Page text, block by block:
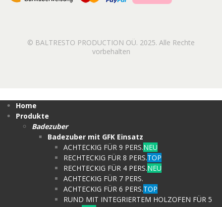
© BALTRESTO PRODUCTION OÜ. 2025. Alle Rechte
vorbehalten
Home
Produkte
Badezuber
Badezuber mit GFK Einsatz
ACHTECKIG FÜR 9 PERS.NEU
RECHTECKIG FÜR 8 PERS.TOP
RECHTECKIG FÜR 4 PERS.NEU
ACHTECKIG FÜR 7 PERS.
ACHTECKIG FÜR 6 PERS.TOP
RUND MIT INTEGRIERTEM HOLZOFEN FÜR 5